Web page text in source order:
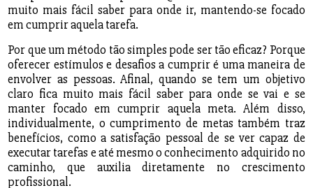
muito mais fácil saber para onde ir, mantendo-se focado
em cumprir aquela tarefa.
Por que um método tão simples pode ser tão eficaz? Porque
oferecer estímulos e desafios a cumprir é uma maneira de
envolver as pessoas. Afinal, quando se tem um objetivo
claro fica muito mais fácil saber para onde se vai e se
manter focado em cumprir aquela meta. Além disso,
individualmente, o cumprimento de metas também traz
benefícios, como a satisfação pessoal de se ver capaz de
executar tarefas e até mesmo o conhecimento adquirido no
caminho, que auxilia diretamente no crescimento
profissional.